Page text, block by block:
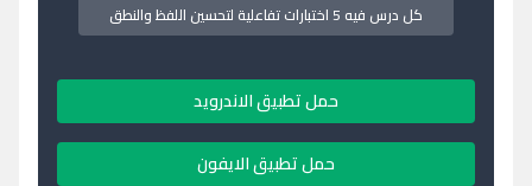
كل درس فيه 5 اختبارات تفاعلية لتحسين اللفظ والنطق
حمل تطبيق الاندرويد
حمل تطبيق الايفون